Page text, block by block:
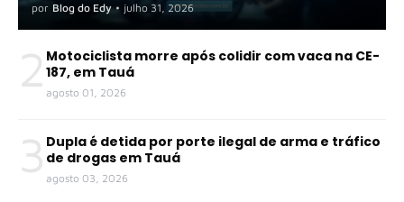
por Blog do Edy • julho 31, 2026
2 Motociclista morre após colidir com vaca na CE-
187, em Tauá
agosto 01, 2026
3 Dupla é detida por porte ilegal de arma e tráfico
de drogas em Tauá
agosto 03, 2026